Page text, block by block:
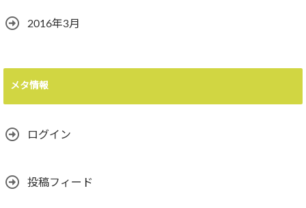
2016年3月
メタ情報
ログイン
投稿フィード